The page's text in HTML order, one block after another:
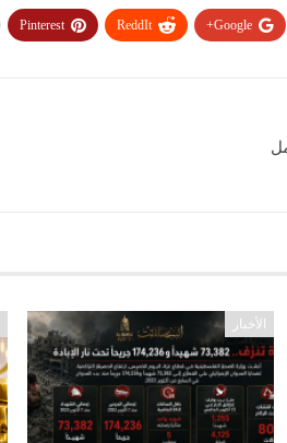
Google+
ReddIt
Pinterest
الأخبار